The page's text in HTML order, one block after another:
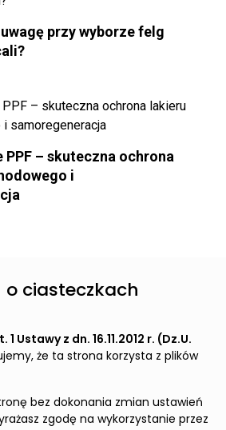
przy wyborze felg
PPF – skuteczna ochrona
i
ciasteczkach
1 Ustawy z dn. 16.11.2012 r. (Dz.U.
że ta strona korzysta z plików
bez dokonania zmian ustawień
zgodę na wykorzystanie przez